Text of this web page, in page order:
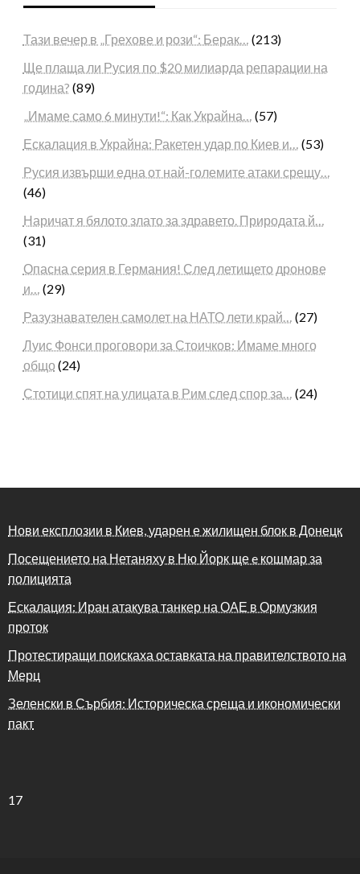
Тази вечер в „Грехове и рози“: Берак… (213)
Ще плаща ли Русия по $20 милиарда репарации на
година? (89)
„Имаме само 6 минути!“: Как Украйна… (57)
Ескалация в Украйна: Ракетен удар по Киев и… (53)
Русия извърши една от най-големите атаки срещу…
(46)
Наричат я бялото злато за здравето. Природата й…
(31)
Опасна серия в Германия! След летището дронове
и… (29)
Разузнавателен самолет на НАТО лети край… (27)
Луис Фонси проговори за Стоичков: Имаме много
общо (24)
Стотици спят на улицата в Рим след спор за… (24)
Нови експлозии в Киев, ударен е жилищен блок в Донецк
Посещението на Нетаняху в Ню Йорк ще e кошмар за
полицията
Ескалация: Иран атакува танкер на ОАЕ в Ормузкия
проток
Протестиращи поискаха оставката на правителството на
Мерц
Зеленски в Сърбия: Историческа среща и икономически
пакт
17